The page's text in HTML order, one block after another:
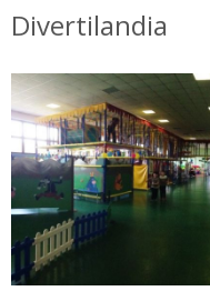
Divertilandia